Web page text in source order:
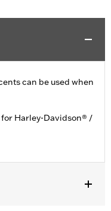
can be used when
Harley-Davidson® /